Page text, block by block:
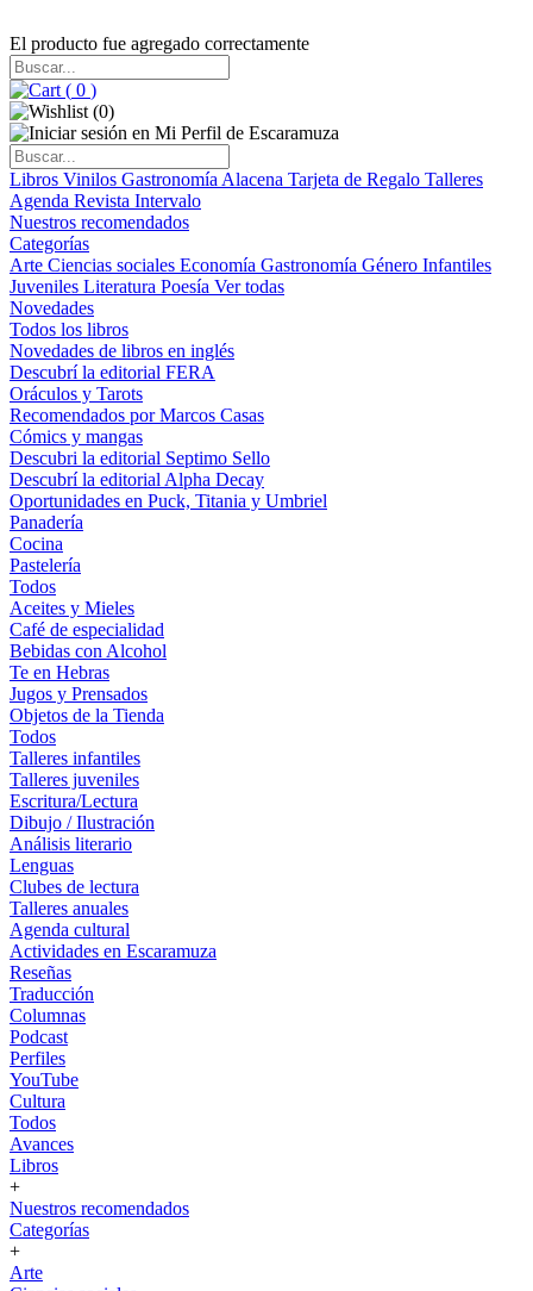
El producto fue agregado correctamente
( 0 )
(0)
Libros Vinilos Gastronomía Alacena Tarjeta de Regalo Talleres
Agenda Revista Intervalo
Nuestros recomendados
Categorías
Arte Ciencias sociales Economía Gastronomía Género Infantiles
Juveniles Literatura Poesía Ver todas
Novedades
Todos los libros
Novedades de libros en inglés
Descubrí la editorial FERA
Oráculos y Tarots
Recomendados por Marcos Casas
Cómics y mangas
Descubri la editorial Septimo Sello
Descubrí la editorial Alpha Decay
Oportunidades en Puck, Titania y Umbriel
Panadería
Cocina
Pastelería
Todos
Aceites y Mieles
Café de especialidad
Bebidas con Alcohol
Te en Hebras
Jugos y Prensados
Objetos de la Tienda
Todos
Talleres infantiles
Talleres juveniles
Escritura/Lectura
Dibujo / Ilustración
Análisis literario
Lenguas
Clubes de lectura
Talleres anuales
Agenda cultural
Actividades en Escaramuza
Reseñas
Traducción
Columnas
Podcast
Perfiles
YouTube
Cultura
Todos
Avances
Libros
+
Nuestros recomendados
Categorías
+
Arte